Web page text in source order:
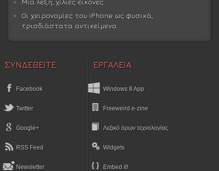
Μια λέξη, χίλιες εικόνες
Οι χειρονομίες του iPhone ως φυσικά,
τρισδιάστατα αντικείμενα
ΣΥΝΔΕΘΕΙΤΕ
Facebook
Twitter
Google+
RSS Feed
Newsletter
ΕΡΓΑΛΕΙΑ
Windows 8 App
Freeweird e-zine
Λεξικό όρων τεχνολογίας
Widgets
Embed it!